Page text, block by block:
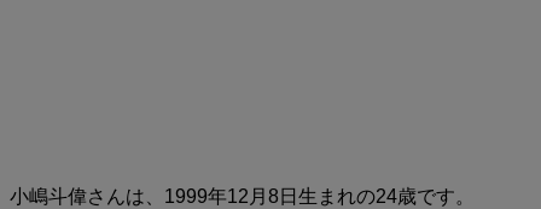
小嶋斗偉さんは、1999年12月8日生まれの24歳です。